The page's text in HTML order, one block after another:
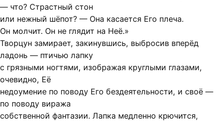
— что? Страстный стон
или нежный шёпот? — Она касается Его плеча.
Он молчит. Он не глядит на Неё.»
Творцун замирает, закинувшись, выбросив вперёд
ладонь — птичью лапку
с грязными ногтями, изображая круглыми глазами,
очевидно, Её
недоумение по поводу Его бездеятельности, и своё —
по поводу виража
собственной фантазии. Лапка медленно крючится,